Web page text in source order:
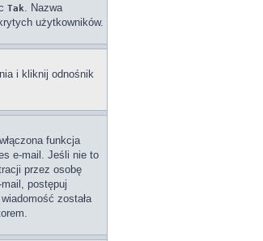
Tak. Nazwa
użytkowników.
i kliknij odnośnik
funkcja
e-mail. Jeśli nie to
przez osobę
postępuj
została